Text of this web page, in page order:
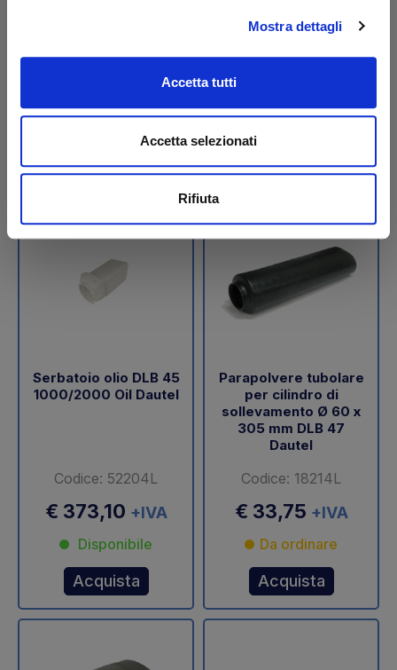
Mostra dettagli
Accetta tutti
Accetta selezionati
Rifiuta
Codice: 17203L
+IVA
Da ordinare
PBS Palfinger - MBB
Codice: 52510M
€ 288,00
Da ordinare
Serbatoio olio DLB 45
1000/2000 Oil Dautel
Codice: 52204L
€ 373,10 +IVA
Disponibile
Acquista
Parapolvere tubolare
per cilindro di
sollevamento Ø 60 x
305 mm DLB 47
Dautel
Codice: 18214L
€ 33,75 +IVA
Da ordinare
Acquista